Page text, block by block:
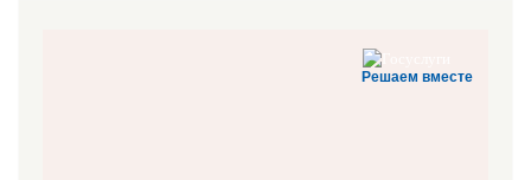
Решаем вместе